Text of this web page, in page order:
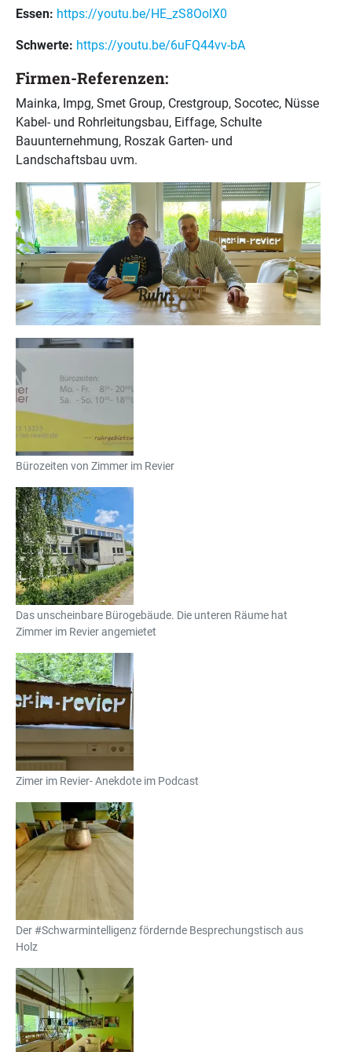
Essen: https://youtu.be/HE_zS8OolX0
Schwerte: https://youtu.be/6uFQ44vv-bA
Firmen-Referenzen:
Mainka, Impg, Smet Group, Crestgroup, Socotec, Nüsse
Kabel- und Rohrleitungsbau, Eiffage, Schulte
Bauunternehmung, Roszak Garten- und
Landschaftsbau uvm.
Bürozeiten von Zimmer im Revier
Das unscheinbare Bürogebäude. Die unteren Räume hat
Zimmer im Revier angemietet
Zimer im Revier- Anekdote im Podcast
Der #Schwarmintelligenz fördernde Besprechungstisch aus
Holz